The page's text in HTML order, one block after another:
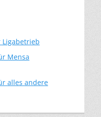
Ligabetrieb
Mensa
alles andere